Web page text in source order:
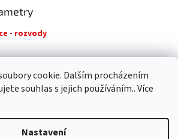
cookie. Dalším procházením
souhlas s jejich používáním.. Více
Nastavení
- rozvody
Vytvořil Shoptet